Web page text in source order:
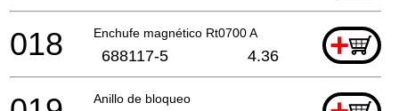
Enchufe magnético Rt0700 A +
018 688117-5 4.36
Anillo de bloqueo